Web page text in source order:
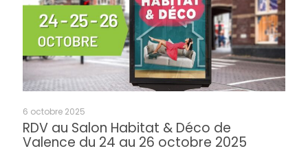
6 octobre 2025
RDV au Salon Habitat & Déco de
Valence du 24 au 26 octobre 2025